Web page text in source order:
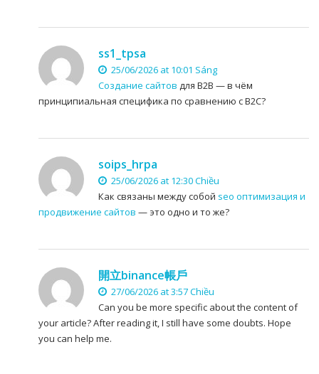
ss1_tpsa
25/06/2026 at 10:01 Sáng
Создание сайтов для B2B — в чём
принципиальная специфика по сравнению с B2C?
soips_hrpa
25/06/2026 at 12:30 Chiều
Как связаны между собой seo оптимизация и
продвижение сайтов — это одно и то же?
開立binance帳戶
27/06/2026 at 3:57 Chiều
Can you be more specific about the content of
your article? After reading it, I still have some doubts. Hope
you can help me.